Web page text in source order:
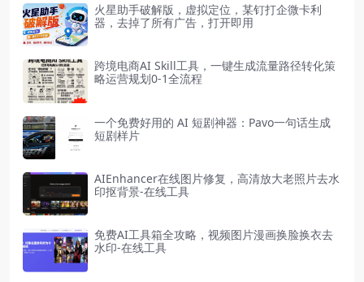
火星助手破解版，虚拟定位，某钉打企微卡利
器，去掉了所有广告，打开即用
跨境电商AI Skill工具，一键生成流量路径转化策
略运营规划0-1全流程
一个免费好用的 AI 短剧神器：Pavo一句话生成
短剧样片
AIEnhancer在线图片修复，高清放大老照片去水
印抠背景-在线工具
免费AI工具箱全攻略，视频图片漫画换脸换衣去
水印-在线工具